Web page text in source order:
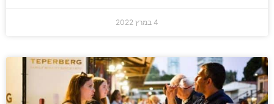
4 במרץ 2022